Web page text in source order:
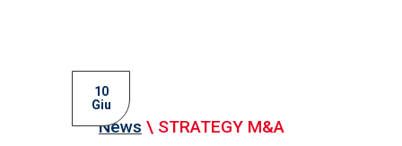
10
Giu
News \ STRATEGY M&A